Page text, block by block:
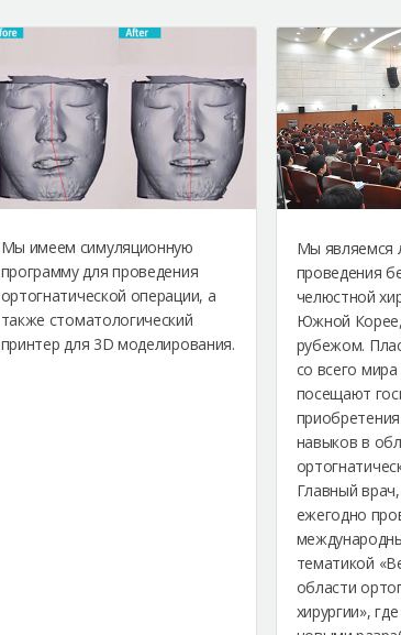
Мы имеем симуляционную
программу для проведения
ортогнатической операции, а
также стоматологический
принтер для 3D моделирования.
Мы являемся
проведения
челюстной
Южной Корее,
рубежом.
со всего
посещают
навыков в
Главный
ежегодно
тематикой
области
хирургии»,